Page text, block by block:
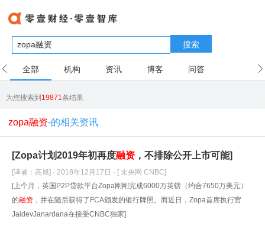
搜索
全部 机构 资讯 博客 问答
为您搜索到19871条结果
zopa融资-的相关资讯
[Zopa计划2019年初再度融资 ，不排除公开上市可能]
[译者：高旭] · 2018年12月17日 · [ 未央网 CNBC]
[上个月，英国P2P贷款平台Zopa刚刚完成6000万英镑（约合7650万美元）
的融资 ，并在随后获得了FCA颁发的银行牌照。而近日，Zopa首席执行官
JaidevJanardana在接受CNBC独家]